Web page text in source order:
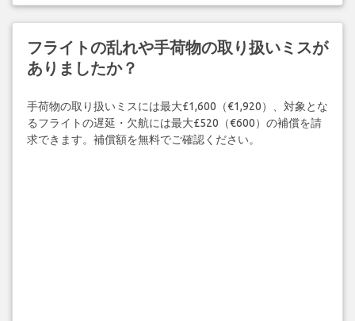
フライトの乱れや手荷物の取り扱いミスが
ありましたか？
手荷物の取り扱いミスには最大£1,600（€1,920）、対象とな
るフライトの遅延・欠航には最大£520（€600）の補償を請
求できます。補償額を無料でご確認ください。